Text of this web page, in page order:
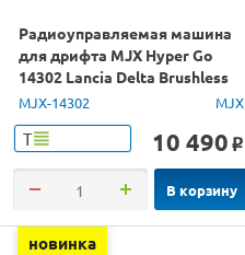
Радиоуправляемая машина
для дрифта MJX Hyper Go
14302 Lancia Delta Brushless
4WD 2.4G LED 1/14 RTR
MJX-14302 MJX
Т 10 490 o
В корзину
новинка